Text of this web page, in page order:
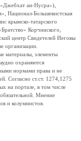
ан-Нусра»),
Национал-Большевистская
крымско-татарского
Корчинского,
центр Свидетелей Иеговы
организации.
материалы, элементы
охраняются
нормами права и не
Согласно ст.ст. 1274,1275
на портале, в том числе
Мнение
и колумнистов.